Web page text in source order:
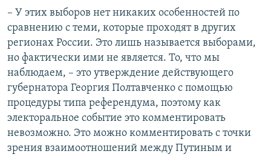
– У этих выборов нет никаких особенностей по
сравнению с теми, которые проходят в других
регионах России. Это лишь называется выборами,
но фактически ими не является. То, что мы
наблюдаем, – это утверждение действующего
губернатора Георгия Полтавченко с помощью
процедуры типа референдума, поэтому как
электоральное событие это комментировать
невозможно. Это можно комментировать с точки
зрения взаимоотношений между Путиным и